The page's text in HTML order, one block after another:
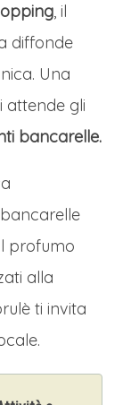
fiume
delimitando
unendo
il cuore
una
verdi, piste
la
patrimonio
sede
, il
diffonde
Una
attende gli
bancarelle.
profumo
alla
ti invita